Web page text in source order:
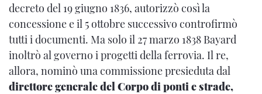
decreto del 19 giugno 1836, autorizzò così la
concessione e il 5 ottobre successivo controfirmò
tutti i documenti. Ma solo il 27 marzo 1838 Bayard
inoltrò al governo i progetti della ferrovia. Il re,
allora, nominò una commissione presieduta dal
direttore generale del Corpo di ponti e strade,